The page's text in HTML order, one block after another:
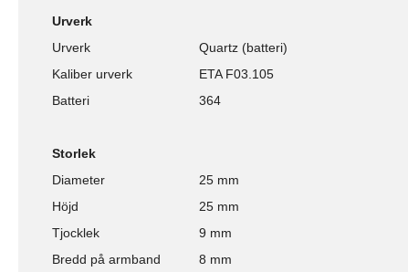
Urverk
Urverk
Quartz (batteri)
Kaliber urverk
ETA F03.105
Batteri
364
Storlek
Diameter
25 mm
Höjd
25 mm
Tjocklek
9 mm
Bredd på armband
8 mm